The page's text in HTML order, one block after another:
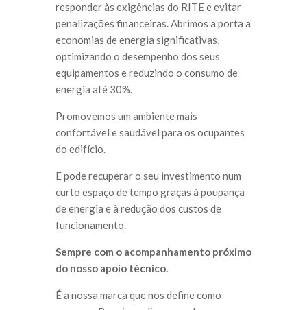
responder às exigências do RITE e evitar
penalizações financeiras. Abrimos a porta a
economias de energia significativas,
optimizando o desempenho dos seus
equipamentos e reduzindo o consumo de
energia até 30%.
Promovemos um ambiente mais
confortável e saudável para os ocupantes
do edifício.
E pode recuperar o seu investimento num
curto espaço de tempo graças à poupança
de energia e à redução dos custos de
funcionamento.
Sempre com o acompanhamento próximo
do nosso apoio técnico.
É a nossa marca que nos define como